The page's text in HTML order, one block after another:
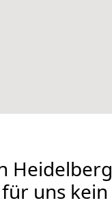
Heidelberg
uns kein